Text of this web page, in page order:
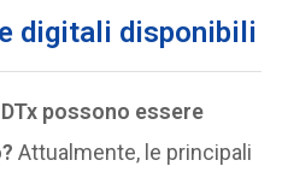
digitali disponibili
possono essere
Attualmente, le principali